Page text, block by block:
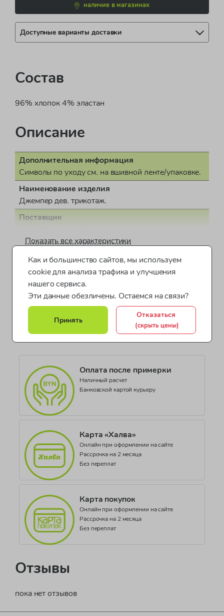
наличие в магазинах
Доступные варианты доставки
Состав
96% хлопок 4% эластан
Описание
Дополнительная информация
Символы по уходу см. на вшивной ленте/упаковке.
Наименование изделия
Джемпер дев. трикотаж.
Поставщик
Пол
для девочки
Страна производства
Тунис
Документ о соответствии
СЕАЭС RU С-IT.НВ38.В.02524/23
Коллекция
Be Romantic JG
Показать все характеристики
Одежда для девочек от 5 до 7 лет
Одежда для девочек от 8 до 10 лет
Футболки для девочек Одежда для девочек
Одежда для девочек по возрасту Товары для девочек
Оплата после примерки
Наличный расчет
Банковской картой курьеру
Карта «Халва»
Онлайн при оформлении на сайте
Рассрочка на 2 месяца
Без переплат
Карта покупок
Онлайн при оформлении на сайте
Рассрочка на 2 месяца
Без переплат
Отзывы
пока нет отзывов
Как и большинство сайтов, мы используем
cookie для анализа трафика и улучшения
нашего сервиса.
Эти данные обезличены. Остаемся на связи?
Принять
Отказаться
(скрыть цены)